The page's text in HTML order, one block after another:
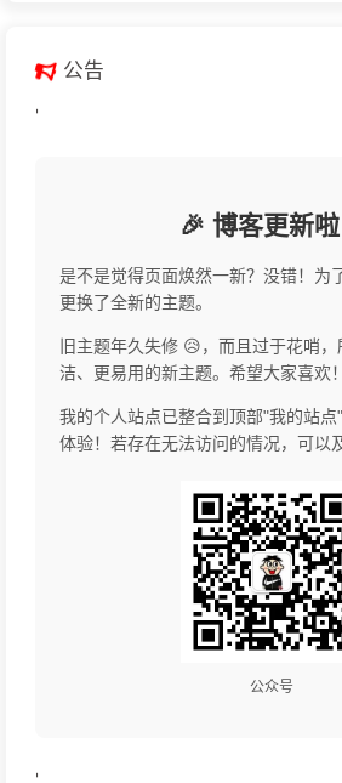
公告
'
🎉 博客更新啦
是不是觉得页面焕然一新？没错！为
更换了全新的主题。
旧主题年久失修 😥，而且过于花哨
洁、更易用的新主题。希望大家喜欢！
我的个人站点已整合到顶部"我的站点
体验！若存在无法访问的情况，可以
公众号